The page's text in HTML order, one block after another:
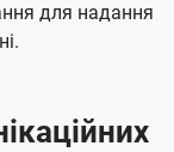
для надання